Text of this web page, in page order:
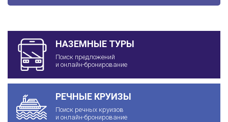
НАЗЕМНЫЕ ТУРЫ
Поиск предложений
и онлайн-бронирование
РЕЧНЫЕ КРУИЗЫ
Поиск речных круизов
и онлайн-бронирование